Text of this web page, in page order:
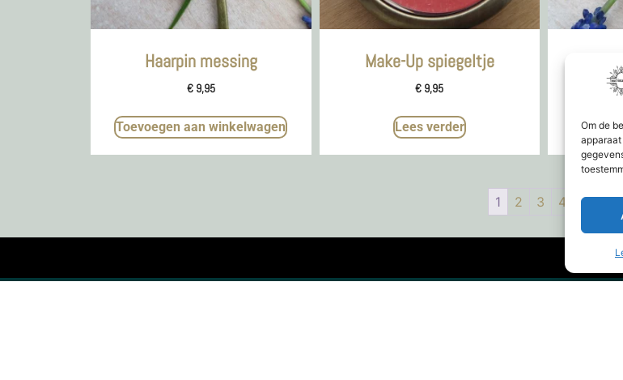
Om de
Haarpin messing
€9,95
Toevoegen aan winkelwagen
Make-Up spiegeltje
€ 9,95
Lees verder
1 2 3 4 →